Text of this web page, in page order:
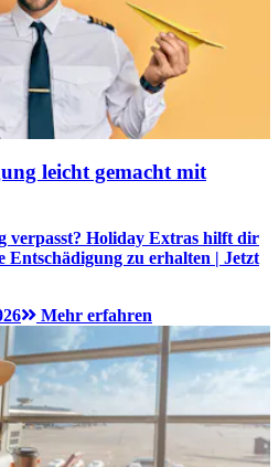
leicht gemacht mit
verpasst? Holiday Extras hilft dir
Entschädigung zu erhalten | Jetzt
Mehr erfahren